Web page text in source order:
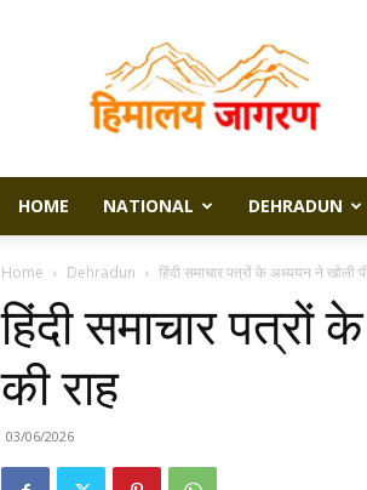
Himalaya
Jagran
HOME NATIONAL DEHRADUN
Home Dehradun हिंदी समाचार पत्रों के अध्ययन ने खोली
हिंदी समाचार
की राह
03/06/2026